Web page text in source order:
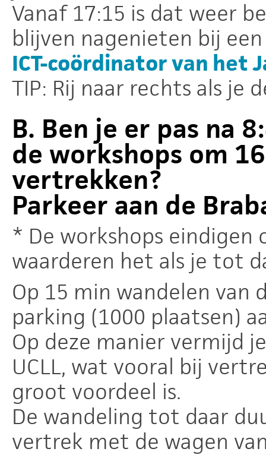
Vanaf 17:15 is dat weer
blijven nagenieten bij
ICT-coördinator van het
TIP: Rij naar rechts als je
B. Ben je er pas na
de workshops om
vertrekken?
Parkeer aan de
* De workshops eindigen
waarderen het als je tot
Op 15 min wandelen van
parking (1000 plaatsen)
Op deze manier vermijd
UCLL, wat vooral bij
groot voordeel is.
De wandeling tot daar
vertrek met de wagen